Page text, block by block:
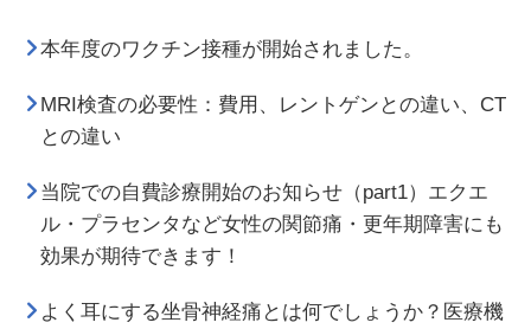
本年度のワクチン接種が開始されました。
MRI検査の必要性：費用、レントゲンとの違い、CT
との違い
当院での自費診療開始のお知らせ（part1）エクエ
ル・プラセンタなど女性の関節痛・更年期障害にも
効果が期待できます！
よく耳にする坐骨神経痛とは何でしょうか？医療機